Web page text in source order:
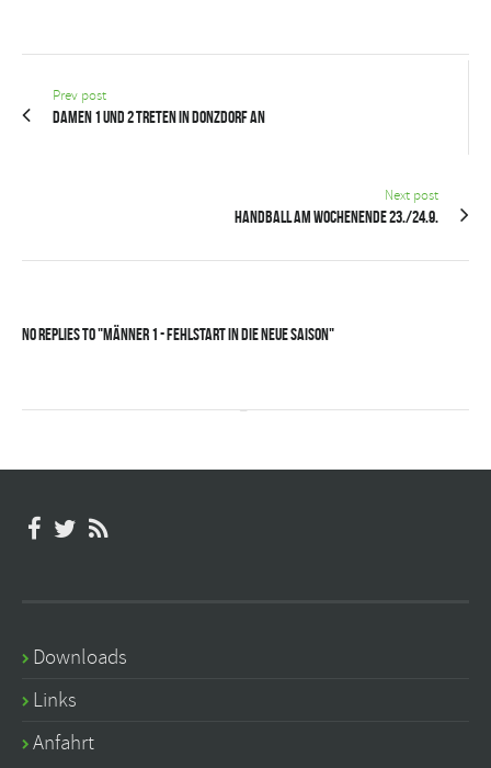
Prev post
Damen 1 und 2 treten in Donzdorf an
Next post
Handball am Wochenende 23./24.9.
No Replies to "Männer 1 - Fehlstart in die neue Saison"
Downloads
Links
Anfahrt